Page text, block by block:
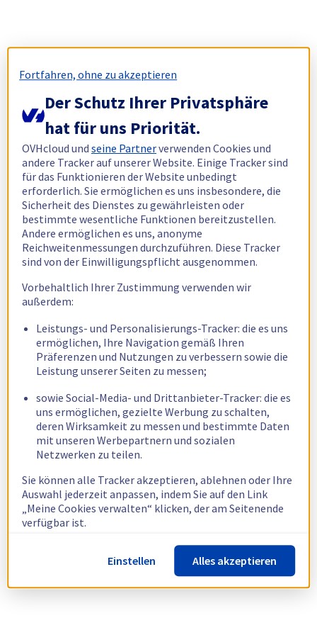
Fortfahren, ohne zu akzeptieren
Der Schutz Ihrer Privatsphäre
hat für uns Priorität.
OVHcloud undseine Partnerverwenden Cookies und
andere Tracker auf unserer Website. Einige Tracker sind
für das Funktionieren der Website unbedingt
erforderlich. Sie ermöglichen es uns insbesondere, die
Sicherheit des Dienstes zu gewährleisten oder
bestimmte wesentliche Funktionen bereitzustellen.
Andere ermöglichen es uns, anonyme
Reichweitenmessungen durchzuführen. Diese Tracker
sind von der Einwilligungspflicht ausgenommen.
Vorbehaltlich Ihrer Zustimmung verwenden wir
außerdem:
Leistungs- und Personalisierungs-Tracker: die es uns
ermöglichen, Ihre Navigation gemäß Ihren
Präferenzen und Nutzungen zu verbessern sowie die
Leistung unserer Seiten zu messen;
sowie Social-Media- und Drittanbieter-Tracker: die es
uns ermöglichen, gezielte Werbung zu schalten,
deren Wirksamkeit zu messen und bestimmte Daten
mit unseren Werbepartnern und sozialen
Netzwerken zu teilen.
Sie können alle Tracker akzeptieren, ablehnen oder Ihre
Auswahl jederzeit anpassen, indem Sie auf den Link
„Meine Cookies verwalten“ klicken, der am Seitenende
verfügbar ist.
Weitere Informationen finden Sie in unsererRichtlinie
zur Verwendung von Cookies.
Einstellen Alles akzeptieren